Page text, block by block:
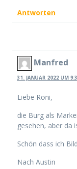
Antworten
Manfred
31. JANUAR 2022 UM
Liebe Roni,
die Burg als
gesehen, aber da
Schön dass ich
Nach Austin